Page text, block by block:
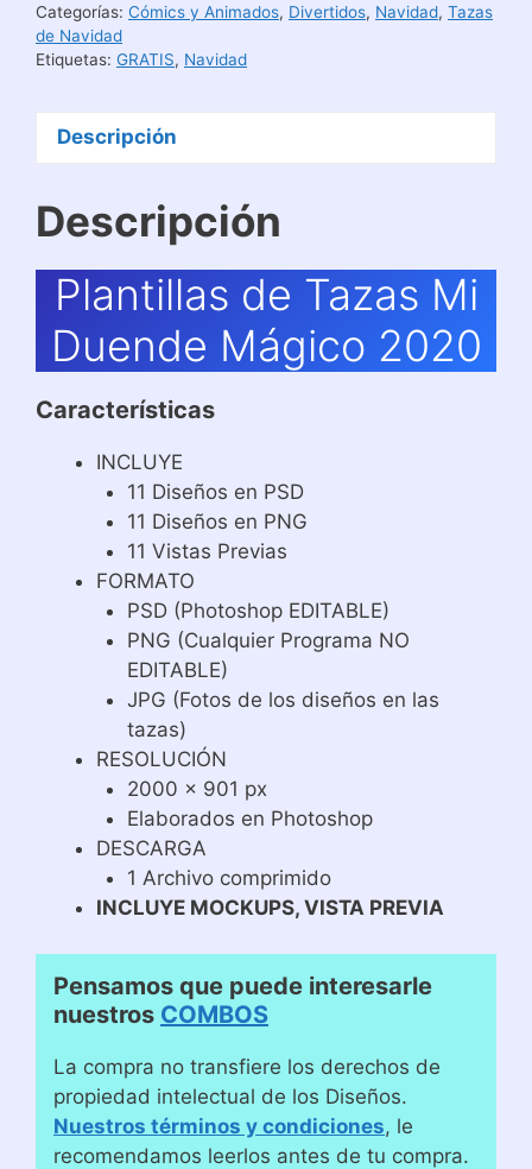
Categorías: Cómics y Animados, Divertidos, Navidad, Tazas
de Navidad
Etiquetas: GRATIS, Navidad
Descripción
Descripción
Plantillas de Tazas Mi
Duende Mágico 2020
Características
INCLUYE
11 Diseños en PSD
11 Diseños en PNG
11 Vistas Previas
FORMATO
PSD (Photoshop EDITABLE)
PNG (Cualquier Programa NO
EDITABLE)
JPG (Fotos de los diseños en las
tazas)
RESOLUCIÓN
2000 x 901 px
Elaborados en Photoshop
DESCARGA
1 Archivo comprimido
INCLUYE MOCKUPS, VISTA PREVIA
Pensamos que puede interesarle
nuestros COMBOS
La compra no transfiere los derechos de
propiedad intelectual de los Diseños.
Nuestros términos y condiciones, le
recomendamos leerlos antes de tu compra.